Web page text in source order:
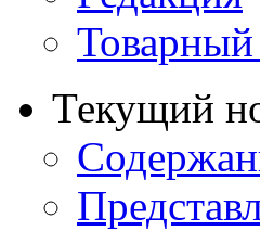
Товарный
Текущий